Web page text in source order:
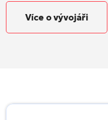
Více o vývojáři